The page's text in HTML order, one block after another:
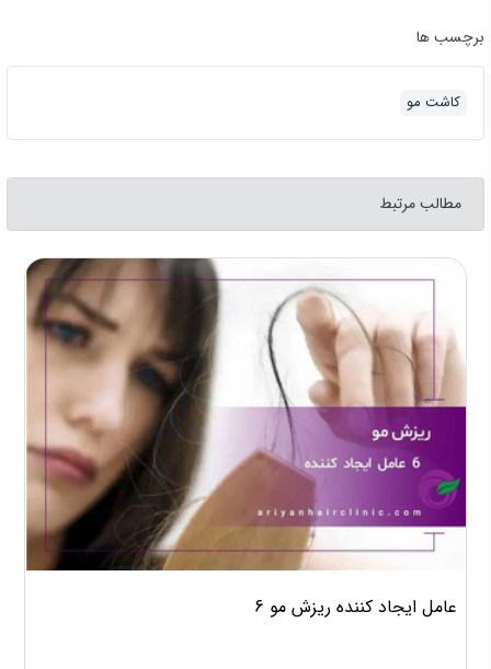
برچسب ها
کاشت مو
مطالب مرتبط
6 عامل ایجاد کننده ریزش مو